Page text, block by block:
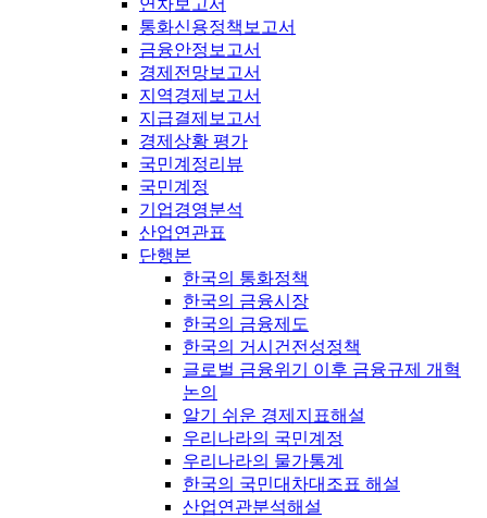
연차보고서
통화신용정책보고서
금융안정보고서
경제전망보고서
지역경제보고서
지급결제보고서
경제상황 평가
국민계정리뷰
국민계정
기업경영분석
산업연관표
단행본
한국의 통화정책
한국의 금융시장
한국의 금융제도
한국의 거시건전성정책
글로벌 금융위기 이후 금융규제 개혁
논의
알기 쉬운 경제지표해설
우리나라의 국민계정
우리나라의 물가통계
한국의 국민대차대조표 해설
산업연관분석해설